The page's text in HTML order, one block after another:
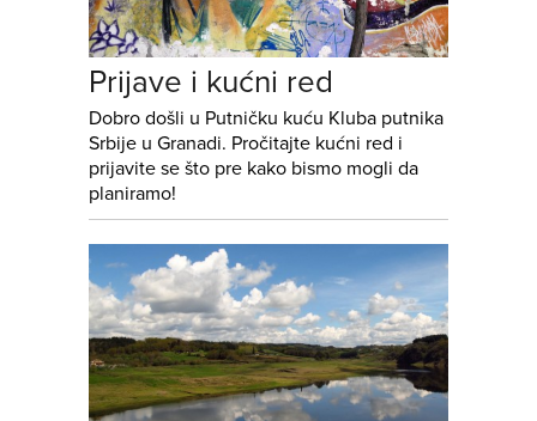
Prijave i kućni red
Dobro došli u Putničku kuću Kluba putnika
Srbije u Granadi. Pročitajte kućni red i
prijavite se što pre kako bismo mogli da
planiramo!